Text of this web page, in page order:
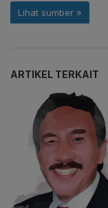
ARTIKEL TERKAIT